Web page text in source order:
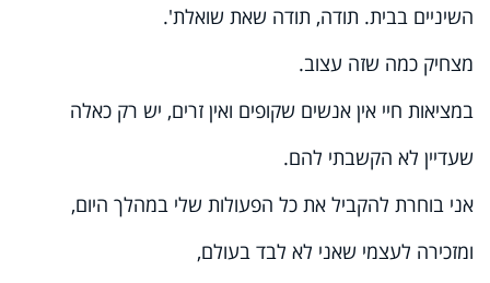
השיניים בבית. תודה, תודה שאת שואלת'.
מצחיק כמה שזה עצוב.
במציאות חיי אין אנשים שקופים ואין זרים, יש רק כאלה
שעדיין לא הקשבתי להם.
אני בוחרת להקביל את כל הפעולות שלי במהלך היום,
ומזכירה לעצמי שאני לא לבד בעולם,